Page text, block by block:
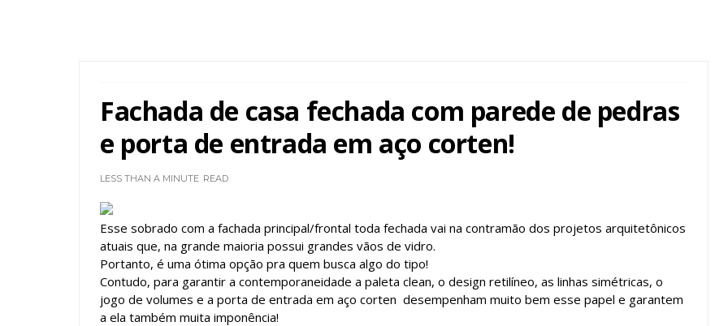
Fachada de casa fechada com parede de pedras
e porta de entrada em aço corten!
LESS THAN A MINUTE READ
Esse sobrado com a fachada principal/frontal toda fechada vai na contramão dos projetos arquitetônicos
atuais que, na grande maioria possui grandes vãos de vidro.
Portanto, é uma ótima opção pra quem busca algo do tipo!
Contudo, para garantir a contemporaneidade a paleta clean, o design retilíneo, as linhas simétricas, o
jogo de volumes e a porta de entrada em aço corten desempenham muito bem esse papel e garantem
a ela também muita imponência!